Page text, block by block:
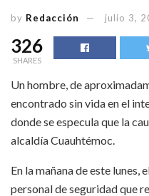
by Redacción julio 3,
326
SHARES
Un hombre, de
encontrado sin vida en el
donde se especula que la
alcaldía Cuauhtémoc.
En la mañana de este
personal de seguridad que